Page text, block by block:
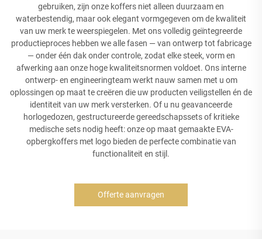
gebruiken, zijn onze koffers niet alleen duurzaam en
waterbestendig, maar ook elegant vormgegeven om de kwaliteit
van uw merk te weerspiegelen. Met ons volledig geïntegreerde
productieproces hebben we alle fasen — van ontwerp tot fabricage
— onder één dak onder controle, zodat elke steek, vorm en
afwerking aan onze hoge kwaliteitsnormen voldoet. Ons interne
ontwerp- en engineeringteam werkt nauw samen met u om
oplossingen op maat te creëren die uw producten veiligstellen én de
identiteit van uw merk versterken. Of u nu geavanceerde
horlogedozen, gestructureerde gereedschapssets of kritieke
medische sets nodig heeft: onze op maat gemaakte EVA-
opbergkoffers met logo bieden de perfecte combinatie van
functionaliteit en stijl.
Offerte aanvragen